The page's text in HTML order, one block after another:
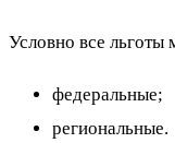
Условно все льготы
федеральные;
региональные.